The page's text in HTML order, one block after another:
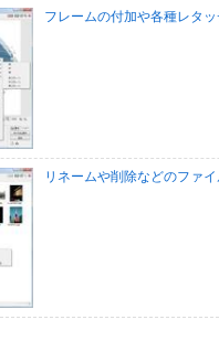
フレームの付加や各種レタ
リネームや削除などのファ